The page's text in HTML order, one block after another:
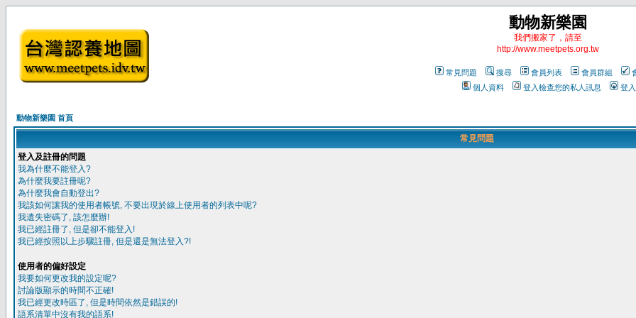
動物新樂園
我們搬家了，請至
http://www.meetpets.org.tw
常見問題 搜尋 會員列表 會員群組
個人資料
登入檢查您的私人訊息 登入
動物新樂園 首頁
常見問題
登入及註冊的問題
我為什麼不能登入?
為什麼我要註冊呢?
為什麼我會自動登出?
我該如何讓我的使用者帳號, 不要出現於線上使用者的列表中呢?
我遺失密碼了, 該怎麼辦!
我已經註冊了, 但是卻不能登入!
我已經按照以上步驟註冊, 但是還是無法登入?!
使用者的偏好設定
我要如何更改我的設定呢?
討論版顯示的時間不正確!
我已經更改時區了, 但是時間依然是錯誤的!
語系清單中沒有我的語系!